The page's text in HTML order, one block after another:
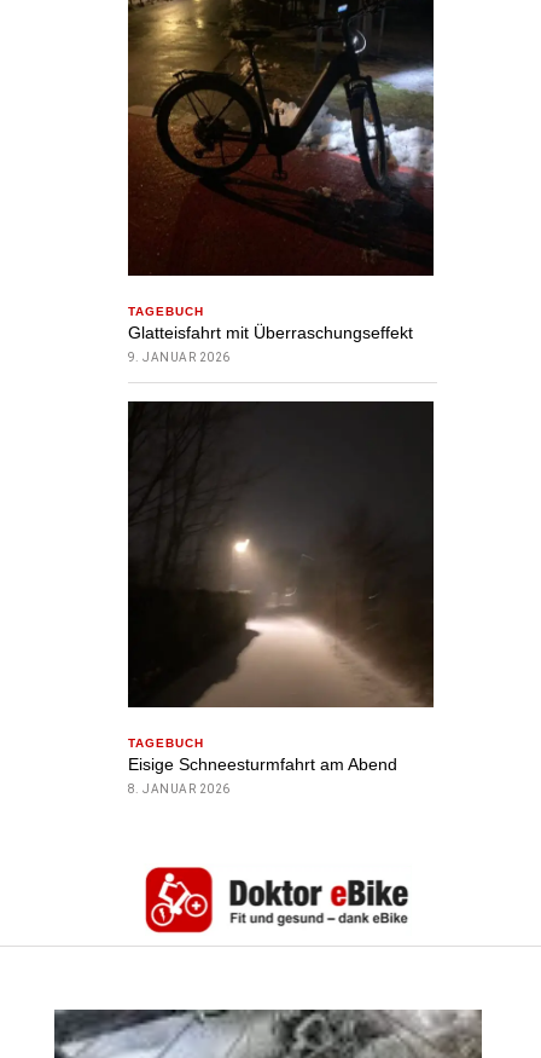
TAGEBUCH
Glatteisfahrt mit Überraschungseffekt
9. JANUAR 2026
TAGEBUCH
Eisige Schneesturmfahrt am Abend
8. JANUAR 2026